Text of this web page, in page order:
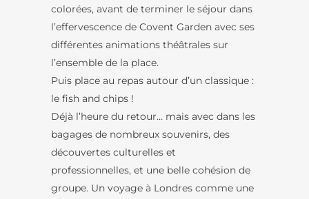
colorées, avant de terminer le séjour dans
l’effervescence de Covent Garden avec ses
différentes animations théâtrales sur
l’ensemble de la place.
Puis place au repas autour d’un classique :
le fish and chips !
Déjà l’heure du retour… mais avec dans les
bagages de nombreux souvenirs, des
découvertes culturelles et
professionnelles, et une belle cohésion de
groupe. Un voyage à Londres comme une